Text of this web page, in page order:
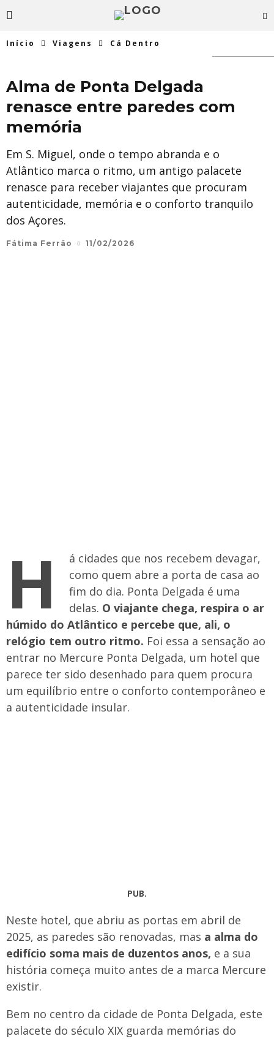
Início Viagens Cá Dentro
Alma de Ponta Delgada
renasce entre paredes com
memória
Em S. Miguel, onde o tempo abranda e o
Atlântico marca o ritmo, um antigo palacete
renasce para receber viajantes que procuram
autenticidade, memória e o conforto tranquilo
dos Açores.
Fátima Ferrão 11/02/2026
H
á cidades que nos recebem devagar,
como quem abre a porta de casa ao
fim do dia. Ponta Delgada é uma
delas. O viajante chega, respira o ar
húmido do Atlântico e percebe que, ali, o
relógio tem outro ritmo. Foi essa a sensação ao
entrar no Mercure Ponta Delgada, um hotel que
parece ter sido desenhado para quem procura
um equilíbrio entre o conforto contemporâneo e
a autenticidade insular.
PUB.
Neste hotel, que abriu as portas em abril de
2025, as paredes são renovadas, mas a alma do
edifício soma mais de duzentos anos, e a sua
história começa muito antes de a marca Mercure
existir.
Bem no centro da cidade de Ponta Delgada, este
palacete do século XIX guarda memórias do